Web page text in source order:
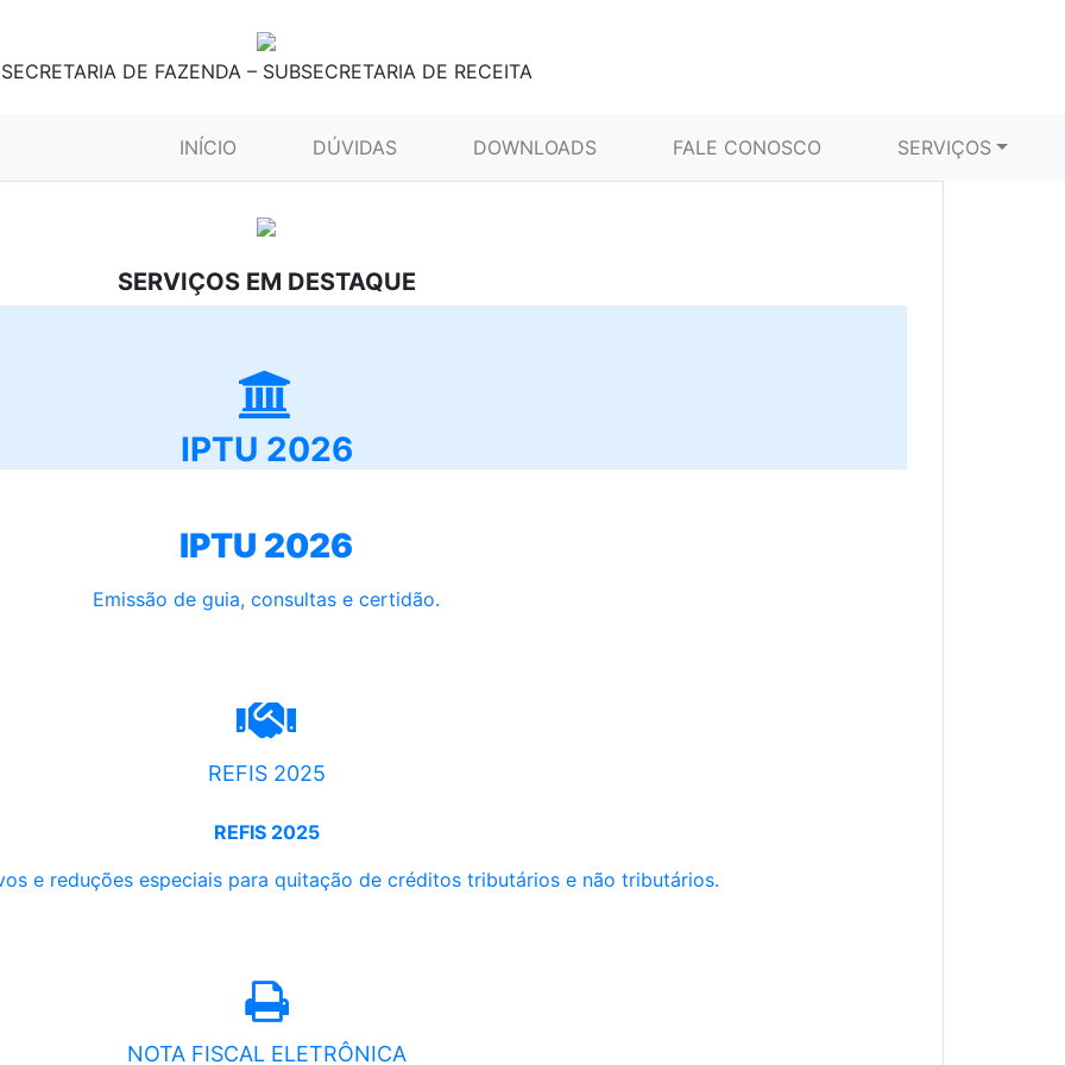
SECRETARIA DE FAZENDA – SUBSECRETARIA DE RECEITA
INÍCIO (CURRENT)DÚVIDAS DOWNLOADS FALE CONOSCO SERVIÇOS
SERVIÇOS EM DESTAQUE
IPTU 2026
IPTU 2026
Emissão de guia, consultas e certidão.
REFIS 2025
REFIS 2025
e reduções especiais para quitação de créditos tributários e não tributários.
NOTA FISCAL ELETRÔNICA